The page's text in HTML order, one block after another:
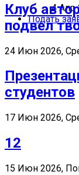
4 Апр
Подать
Клуб
подвел
24 Июн 2026,
студентов
17 Июн 2026,
12
15 Июн 2026,